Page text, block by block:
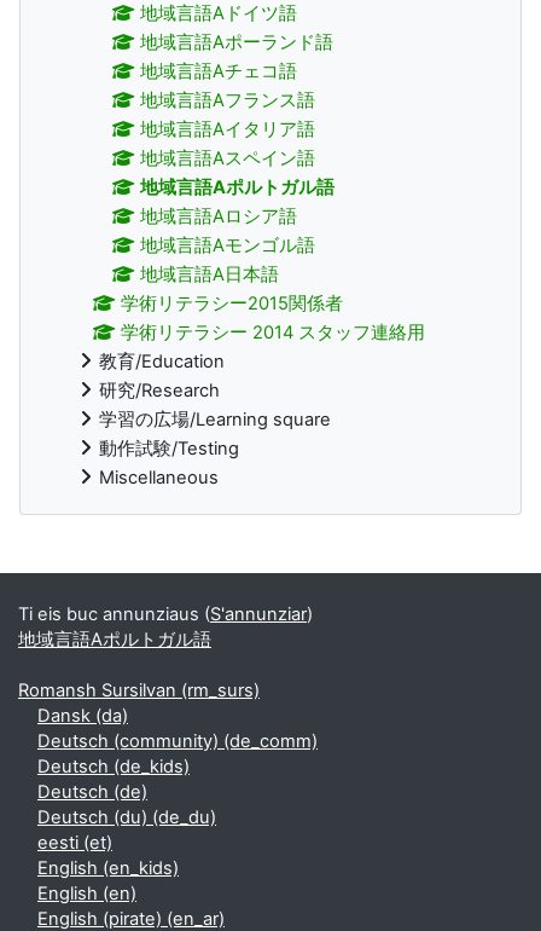
地域言語Aドイツ語
地域言語Aポーランド語
地域言語Aチェコ語
地域言語Aフランス語
地域言語Aイタリア語
地域言語Aスペイン語
地域言語Aポルトガル語
地域言語Aロシア語
地域言語Aモンゴル語
地域言語A日本語
学術リテラシー2015関係者
学術リテラシー 2014 スタッフ連絡用
教育/Education
研究/Research
学習の広場/Learning square
動作試験/Testing
Miscellaneous
Supplementary blocks
Ti eis buc annunziaus (S'annunziar)
地域言語Aポルトガル語
Romansh Sursilvan ‎(rm_surs)‎
Dansk ‎(da)‎
Deutsch (community) ‎(de_comm)‎
Deutsch ‎(de_kids)‎
Deutsch ‎(de)‎
Deutsch (du) ‎(de_du)‎
eesti ‎(et)‎
English ‎(en_kids)‎
English ‎(en)‎
English (pirate) ‎(en_ar)‎